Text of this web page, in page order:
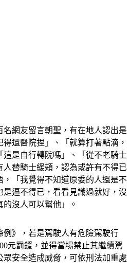
還醫院捏」、「就算打著點滴，
是自行轉院嗎」、「從不老騎士
替騎士緩頰，認為或許有不得已
「我覺得不知道原委的人還是不
是逼不得已，看看見識過就好，沒
的沒人可以幫他」。
元罰鍰，並得當場禁止其繼續駕
安全造成威脅，可依刑法加重處